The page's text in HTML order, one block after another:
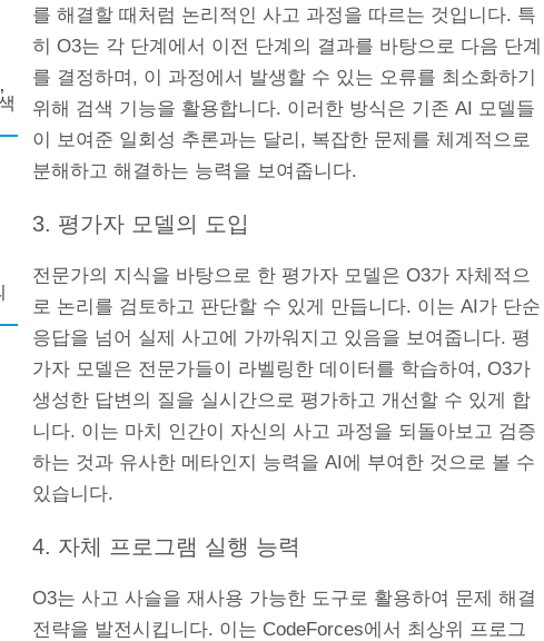
를 해결할 때처럼 논리적인 사고 과정을 따르는 것입니다. 특
히 O3는 각 단계에서 이전 단계의 결과를 바탕으로 다음 단계
를 결정하며, 이 과정에서 발생할 수 있는 오류를 최소화하기
위해 검색 기능을 활용합니다. 이러한 방식은 기존 AI 모델들
이 보여준 일회성 추론과는 달리, 복잡한 문제를 체계적으로
분해하고 해결하는 능력을 보여줍니다.
3. 평가자 모델의 도입
전문가의 지식을 바탕으로 한 평가자 모델은 O3가 자체적으
로 논리를 검토하고 판단할 수 있게 만듭니다. 이는 AI가 단순
응답을 넘어 실제 사고에 가까워지고 있음을 보여줍니다. 평
가자 모델은 전문가들이 라벨링한 데이터를 학습하여, O3가
생성한 답변의 질을 실시간으로 평가하고 개선할 수 있게 합
니다. 이는 마치 인간이 자신의 사고 과정을 되돌아보고 검증
하는 것과 유사한 메타인지 능력을 AI에 부여한 것으로 볼 수
있습니다.
4. 자체 프로그램 실행 능력
O3는 사고 사슬을 재사용 가능한 도구로 활용하여 문제 해결
전략을 발전시킵니다. 이는 CodeForces에서 최상위 프로그